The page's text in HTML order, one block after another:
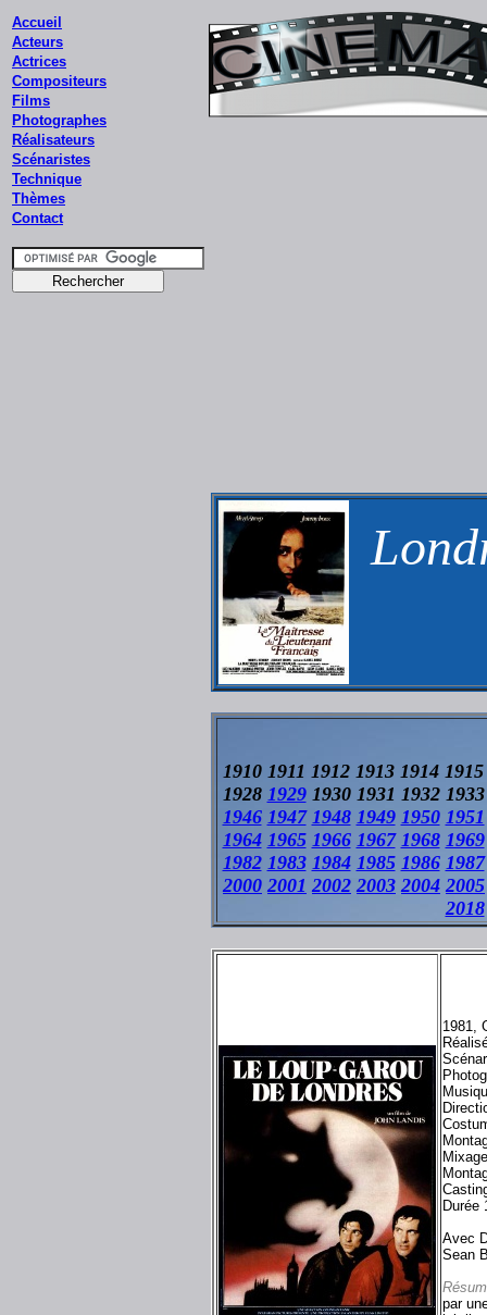
Accueil
Acteurs
Actrices
Compositeurs
Films
Photographes
Réalisateurs
Scénaristes
Technique
Thèmes
Contact
1910 1911 1912 1913 1914
1928 19291930 1931 1932
1946 1947 1948 1949 1950 1951
1964 1965 1966 1967 1968 1969
1982 1983 1984 1985 1986 1987
2000 2001 2002 2003 2004 2005
2018
1981,
Durée
Avec
Sean
par